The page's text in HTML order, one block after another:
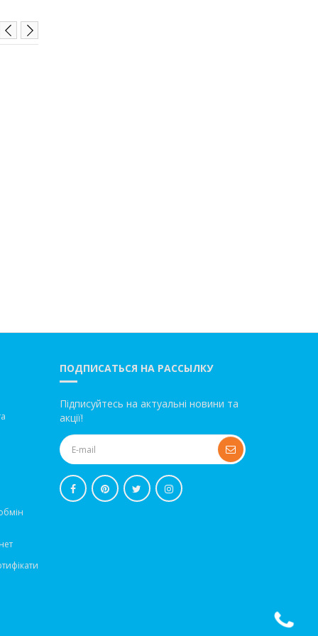
ПОДПИСАТЬСЯ НА РАССЫЛКУ
Підписуйтесь на актуальні новини та
акції!